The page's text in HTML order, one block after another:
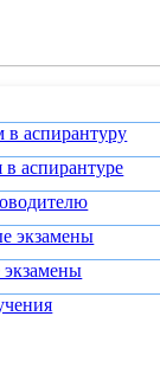
аспирантуру
аспирантуре
экзамены
экзамены